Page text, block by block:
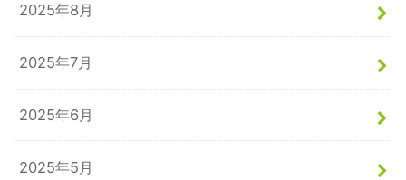
2025年8月
2025年7月
2025年6月
2025年5月